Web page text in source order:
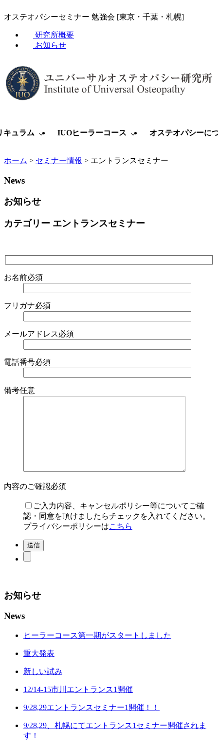
オステオパシーセミナー 勉強会 [東京・千葉・札幌]
研究所概要
お知らせ
キュラム IUOヒーラーコース オステオパシーに
ホーム > セミナー情報 > エントランスセミナー
News
お知らせ
カテゴリー エントランスセミナー
お名前必須
フリガナ必須
メールアドレス必須
電話番号必須
備考任意
内容のご確認必須
ご入力内容、キャンセルポリシー等についてご確
認・同意を頂けましたらチェックを入れてください。
プライバシーポリシーはこちら
お知らせ
News
ヒーラーコース第一期がスタートしました
重大発表
新しい試み
12/14-15市川エントランス1開催
9/28,29エントランスセミナー1開催！！
9/28,29、札幌にてエントランス1セミナー開催されま
す！